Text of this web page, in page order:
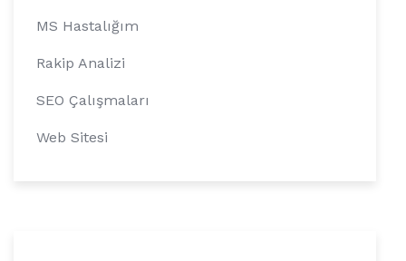
MS Hastalığım
Rakip Analizi
SEO Çalışmaları
Web Sitesi